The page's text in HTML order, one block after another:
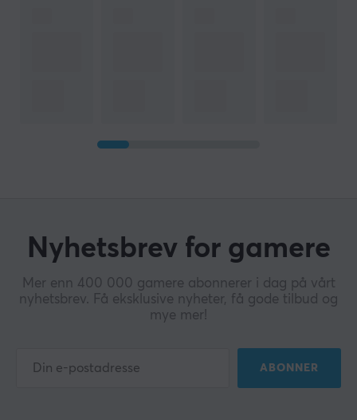
Nyhetsbrev for gamere
Mer enn 400 000 gamere abonnerer i dag på vårt
nyhetsbrev. Få eksklusive nyheter, få gode tilbud og
mye mer!
ABONNER